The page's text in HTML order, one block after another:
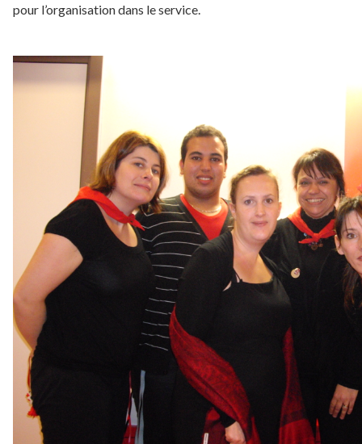
pour l’organisation dans le service.